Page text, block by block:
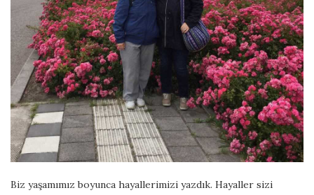
Biz yaşamımız boyunca hayallerimizi yazdık. Hayaller sizi